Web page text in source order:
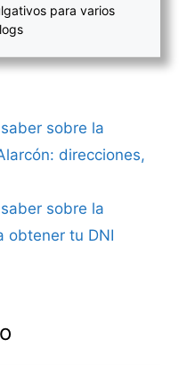
para varios
sobre la
direcciones,
sobre la
obtener tu DNI